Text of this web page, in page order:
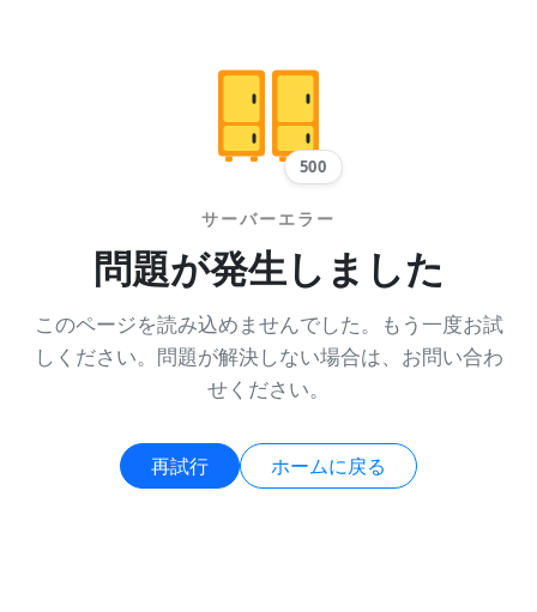
500
サーバーエラー
問題が発生しました
このページを読み込めませんでした。もう一度お試
しください。問題が解決しない場合は、お問い合わ
せください。
再試行 ホームに戻る